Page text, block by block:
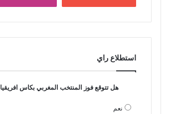
استطلاع راي
هل تتوقع فوز المنتخب المغربي بكاس افريقيا
نعم